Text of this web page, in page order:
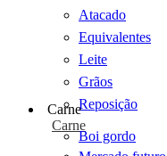
Atacado
Equivalentes
Leite
Grãos
Reposição
Carne
Carne
Boi gordo